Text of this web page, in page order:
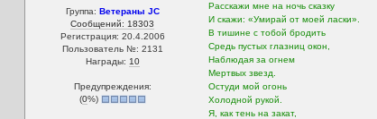
Группа: Ветераны JC
Сообщений: 18303
Регистрация: 20.4.2006
Пользователь №: 2131
Награды: 10
Предупреждения:
(0%)
Расскажи мне на ночь сказку
И скажи: «Умирай от моей ласки».
В тишине с тобой бродить
Средь пустых глазниц окон,
Наблюдая за огнем
Мертвых звезд.
Остуди мой огонь
Холодной рукой.
Я, как тень на закат,